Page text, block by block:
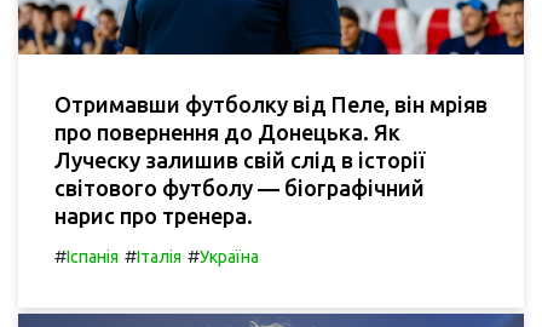
Отримавши футболку від Пеле, він мріяв
про повернення до Донецька. Як
Луческу залишив свій слід в історії
світового футболу — біографічний
нарис про тренера.
#Іспанія #Італія #Україна